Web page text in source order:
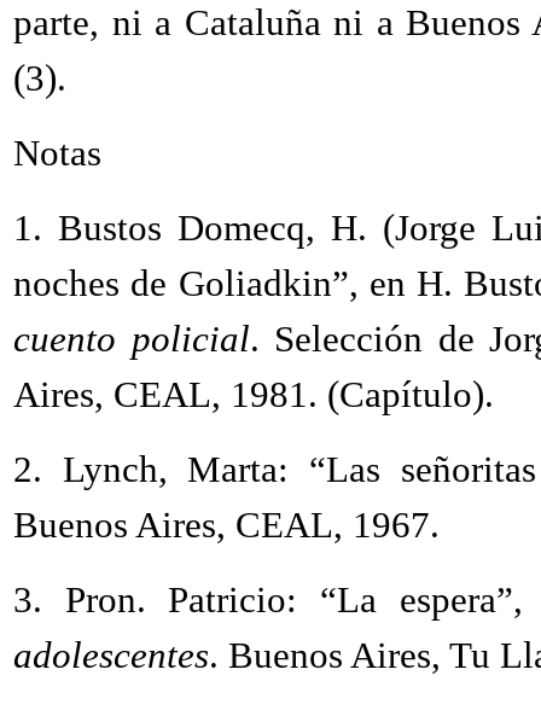
parte, ni a Cataluña ni a Buenos
(3).
Notas
1. Bustos Domecq, H. (Jorge
noches de Goliadkin”, en H.
cuento policial. Selección de
Aires, CEAL, 1981. (Capítulo).
2. Lynch, Marta: “Las
Buenos Aires, CEAL, 1967.
3. Pron. Patricio: “La
adolescentes. Buenos Aires, Tu